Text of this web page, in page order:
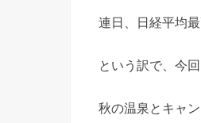
連日、日経平均
という訳で、今
秋の温泉とキャ